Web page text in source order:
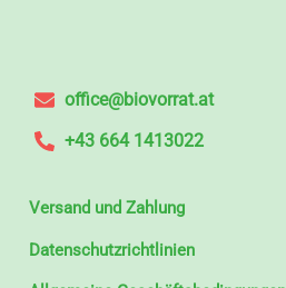
office@biovorrat.at
+43 664 1413022
Versand und Zahlung
Datenschutzrichtlinien